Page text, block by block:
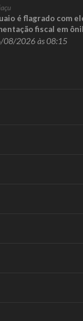
é flagrado com
fiscal em
08/2026 às 08:15